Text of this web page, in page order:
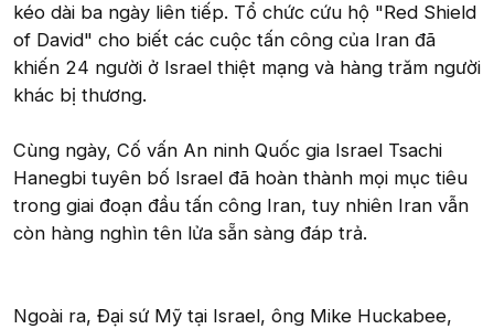
kéo dài ba ngày liên tiếp. Tổ chức cứu hộ "Red Shield
of David" cho biết các cuộc tấn công của Iran đã
khiến 24 người ở Israel thiệt mạng và hàng trăm người
khác bị thương.
Cùng ngày, Cố vấn An ninh Quốc gia Israel Tsachi
Hanegbi tuyên bố Israel đã hoàn thành mọi mục tiêu
trong giai đoạn đầu tấn công Iran, tuy nhiên Iran vẫn
còn hàng nghìn tên lửa sẵn sàng đáp trả.
Ngoài ra, Đại sứ Mỹ tại Israel, ông Mike Huckabee,